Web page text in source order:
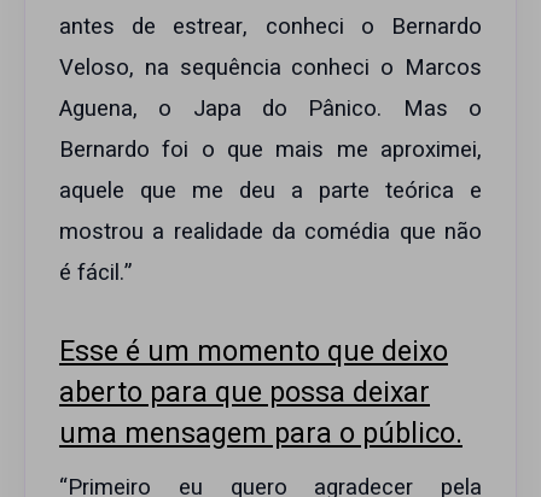
antes de estrear, conheci o Bernardo
Veloso, na sequência conheci o Marcos
Aguena, o Japa do Pânico. Mas o
Bernardo foi o que mais me aproximei,
aquele que me deu a parte teórica e
mostrou a realidade da comédia que não
é fácil.”
Esse é um momento que deixo
aberto para que possa deixar
uma mensagem para o público.
“Primeiro eu quero agradecer pela